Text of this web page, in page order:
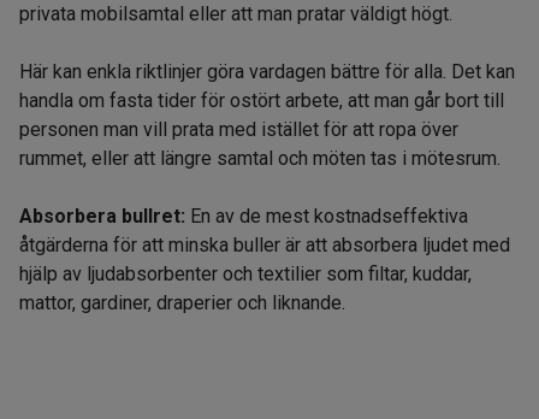
privata mobilsamtal eller att man pratar väldigt högt.
Här kan enkla riktlinjer göra vardagen bättre för alla. Det kan
handla om fasta tider för ostört arbete, att man går bort till
personen man vill prata med istället för att ropa över
rummet, eller att längre samtal och möten tas i mötesrum.
Absorbera bullret: En av de mest kostnadseffektiva
åtgärderna för att minska buller är att absorbera ljudet med
hjälp av ljudabsorbenter och textilier som filtar, kuddar,
mattor, gardiner, draperier och liknande.